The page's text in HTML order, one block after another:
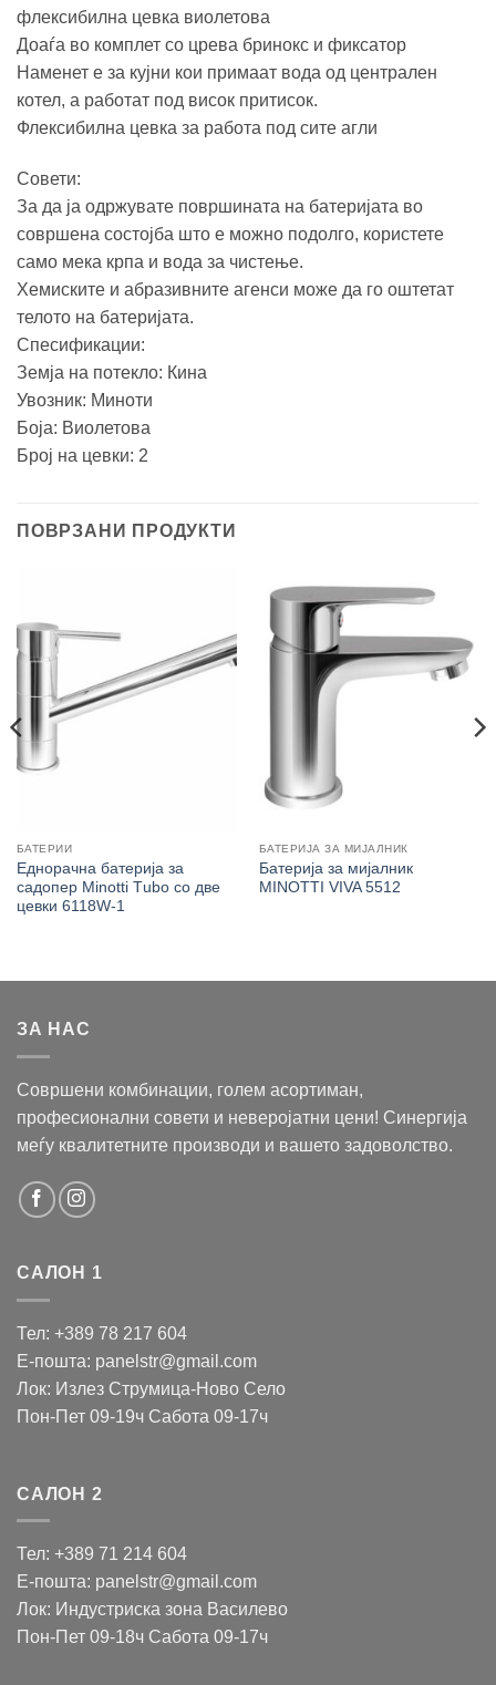
флексибилна цевка виолетова
Доаѓа во комплет со црева бринокс и фиксатор
Наменет е за кујни кои примаат вода од централен
котел, а работат под висок притисок.
Флексибилна цевка за работа под сите агли
Совети:
За да ја одржувате површината на батеријата во
совршена состојба што е можно подолго, користете
само мека крпа и вода за чистење.
Хемиските и абразивните агенси може да го оштетат
телото на батеријата.
Спесификации:
Земја на потекло: Кина
Увозник: Миноти
Боја: Виолетова
Број на цевки: 2
ПОВРЗАНИ ПРОДУКТИ
БАТЕРИИ
Еднорачна батерија за
садопер Minotti Тubo со две
цевки 6118W-1
БАТЕРИЈА ЗА МИЈАЛНИК
Батерија за мијалник
MINOTTI VIVA 5512
ЗА НАС
Совршени комбинации, голем асортиман,
професионални совети и неверојатни цени! Синергија
меѓу квалитетните производи и вашето задоволство.
САЛОН 1
Тел: +389 78 217 604
Е-пошта: panelstr@gmail.com
Лок: Излез Струмица-Ново Село
Пон-Пет 09-19ч Сабота 09-17ч
САЛОН 2
Тел: +389 71 214 604
Е-пошта: panelstr@gmail.com
Лок: Индустриска зона Василево
Пон-Пет 09-18ч Сабота 09-17ч